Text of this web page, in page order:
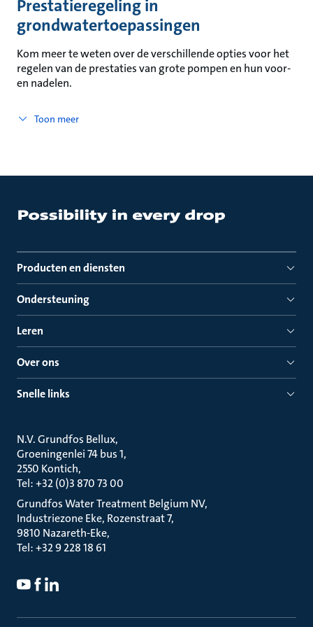
Prestatieregeling in
grondwatertoepassingen
Kom meer te weten over de verschillende opties voor het
regelen van de prestaties van grote pompen en hun voor-
en nadelen.
Toon meer
Producten en diensten
Ondersteuning
Leren
Over ons
Snelle links
N.V. Grundfos Bellux
Groeningenlei 74 bus 1
2550 Kontich
Tel: +32 (0)3 870 73 00
Grundfos Water Treatment Belgium NV
Industriezone Eke, Rozenstraat 7
9810 Nazareth-Eke
Tel: +32 9 228 18 61